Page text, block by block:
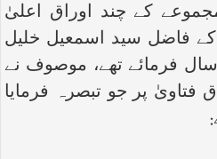
کے چند اوراق اعلیٰ
فاضل سید اسمعیل خلیل
فرمائے تھے، موصوف نے
فتاویٰ پر جو تبصرہ فرمایا